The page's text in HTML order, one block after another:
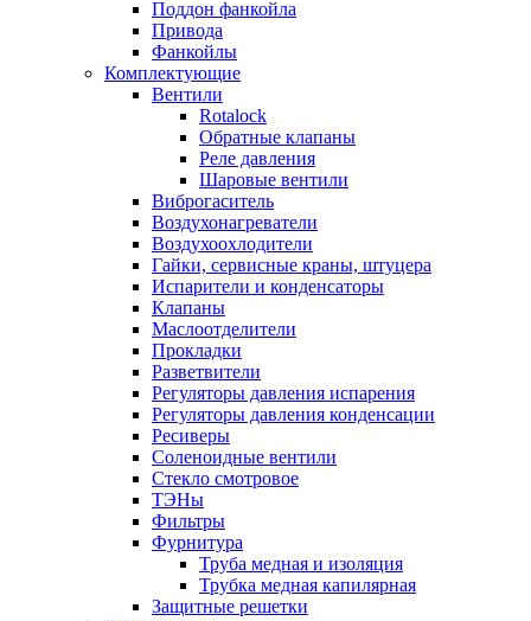
Поддон фанкойла
Привода
Фанкойлы
Комплектующие
Вентили
Rotalock
Обратные клапаны
Реле давления
Шаровые вентили
Виброгаситель
Воздухонагреватели
Воздухоохлодители
Гайки, сервисные краны, штуцера
Испарители и конденсаторы
Клапаны
Маслоотделители
Прокладки
Разветвители
Регуляторы давления испарения
Регуляторы давления конденсации
Ресиверы
Соленоидные вентили
Стекло смотровое
ТЭНы
Фильтры
Фурнитура
Труба медная и изоляция
Трубка медная капилярная
Защитные решетки